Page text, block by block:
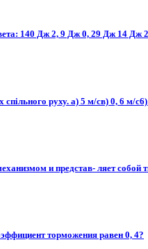
140 Дж 2, 9 Дж 0, 29 Дж 14 Дж
руху. а) 5 м/св) 0, 6 м/
и представ- ляет собой
торможения равен 0, 4?